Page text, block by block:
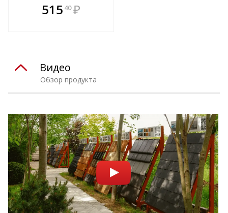
515 40 ₽
Обзор продукта
Видео